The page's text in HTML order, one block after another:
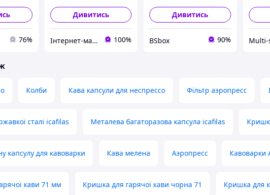
76%
Дивитись
Інтернет-магазин "Кофе-Чашка" м. Харків 100%
Дивитись
BSbox 90% Multi-
Колби Кава капсули для неспрессо Фільтр аэропресс
сталі icafilas Металева багаторазова капсула icafilas
капсулу для кавоварки Кава мелена Аэропресс Кавоварки
кави 71 мм Кришка для гарячої кави чорна 71 Кришка для